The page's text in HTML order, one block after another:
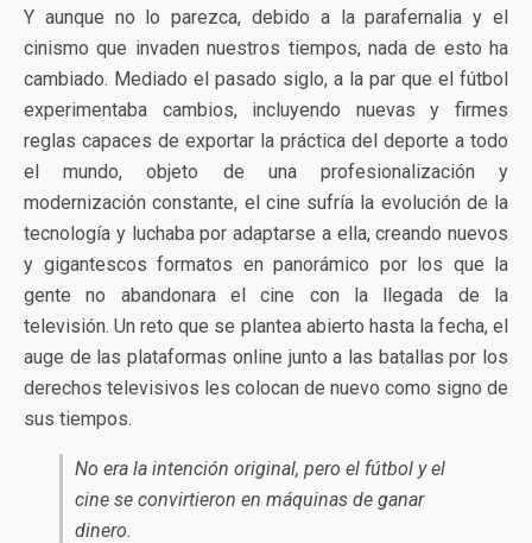
Y aunque no lo parezca, debido a la parafernalia y el
cinismo que invaden nuestros tiempos, nada de esto ha
cambiado. Mediado el pasado siglo, a la par que el fútbol
experimentaba cambios, incluyendo nuevas y firmes
reglas capaces de exportar la práctica del deporte a todo
el mundo, objeto de una profesionalización y
modernización constante, el cine sufría la evolución de la
tecnología y luchaba por adaptarse a ella, creando nuevos
y gigantescos formatos en panorámico por los que la
gente no abandonara el cine con la llegada de la
televisión. Un reto que se plantea abierto hasta la fecha, el
auge de las plataformas online junto a las batallas por los
derechos televisivos les colocan de nuevo como signo de
sus tiempos.
No era la intención original, pero el fútbol y el
cine se convirtieron en máquinas de ganar
dinero.